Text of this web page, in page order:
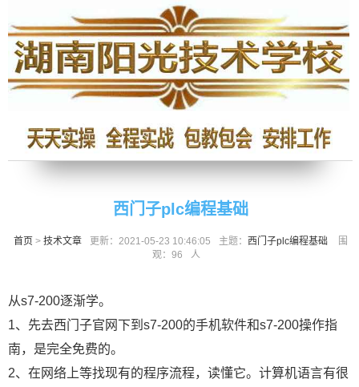
西门子plc编程基础
首页 > 技术文章 更新：2021-05-23 10:46:05 主题： 西门子plc编程基础
围
观：96 人
从s7-200逐渐学。
1、先去西门子官网下到s7-200的手机软件和s7-200操作指
南，是完全免费的。
2、在网络上等找现有的程序流程，读懂它。计算机语言有很